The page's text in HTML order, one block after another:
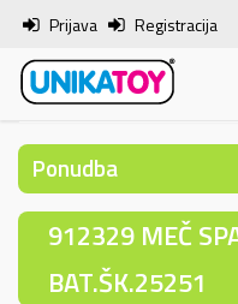
Prijava Registracija
Ponudba
912329 MEČ
BAT.ŠK.25251